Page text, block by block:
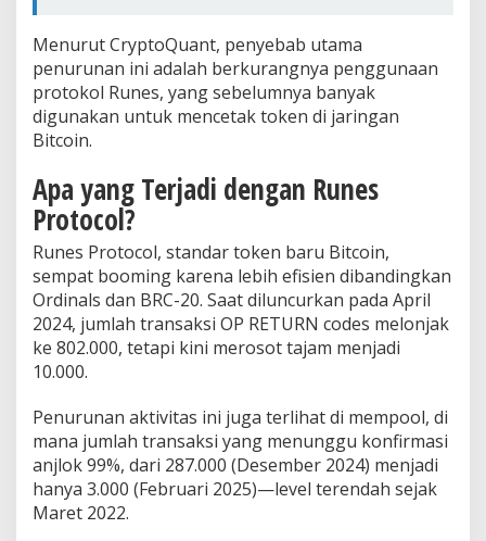
Menurut CryptoQuant, penyebab utama
penurunan ini adalah berkurangnya penggunaan
protokol Runes, yang sebelumnya banyak
digunakan untuk mencetak token di jaringan
Bitcoin.
Apa yang Terjadi dengan Runes
Protocol?
Runes Protocol, standar token baru Bitcoin,
sempat booming karena lebih efisien dibandingkan
Ordinals dan BRC-20. Saat diluncurkan pada April
2024, jumlah transaksi OP RETURN codes melonjak
ke 802.000, tetapi kini merosot tajam menjadi
10.000.
Penurunan aktivitas ini juga terlihat di mempool, di
mana jumlah transaksi yang menunggu konfirmasi
anjlok 99%, dari 287.000 (Desember 2024) menjadi
hanya 3.000 (Februari 2025)—level terendah sejak
Maret 2022.